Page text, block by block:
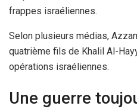
frappes israéliennes.
Selon plusieurs médias,
quatrième fils de Khalil Al-
opérations israéliennes.
Une guerre